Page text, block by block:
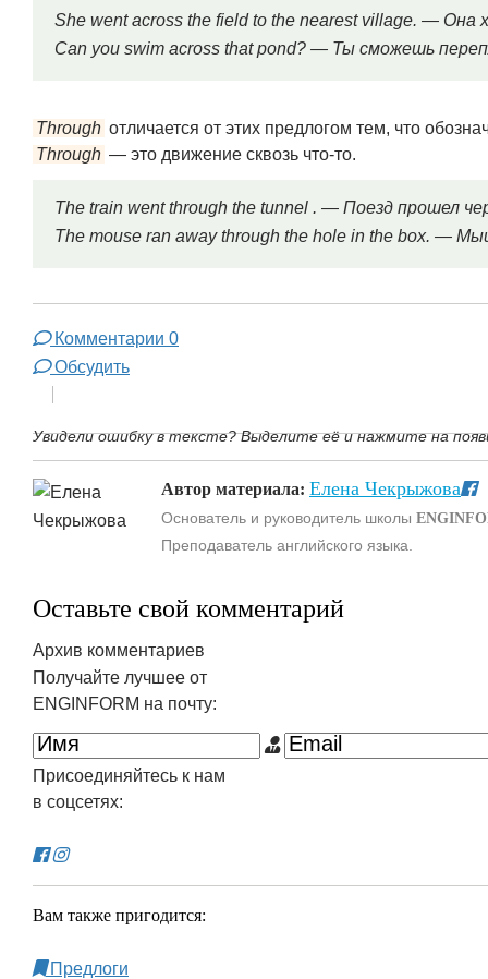
She went across the field to the nearest village. — Она
Can you swim across that pond? — Ты сможешь
Through отличается от этих предлогом тем, что
Through — это движение сквозь что-то.
The train went through the tunnel . — Поезд прошел
The mouse ran away through the hole in the box. —
Комментарии 0
Обсудить
Увидели ошибку в тексте? Выделите её и нажмите на
Автор материала: Елена Чекрыжова
Основатель и руководитель школы
Преподаватель английского языка.
Оставьте свой комментарий
Архив комментариев
Получайте лучшее от
ENGINFORM на почту:
Присоединяйтесь к нам
в соцсетях:
Вам также пригодится:
Предлоги